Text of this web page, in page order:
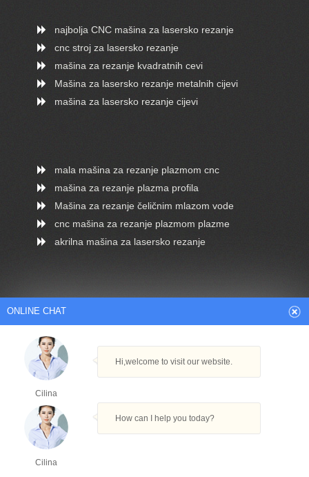
najbolja CNC mašina za lasersko rezanje
cnc stroj za lasersko rezanje
mašina za rezanje kvadratnih cevi
Mašina za lasersko rezanje metalnih cijevi
mašina za lasersko rezanje cijevi
mala mašina za rezanje plazmom cnc
mašina za rezanje plazma profila
Mašina za rezanje čeličnim mlazom vode
cnc mašina za rezanje plazmom plazme
akrilna mašina za lasersko rezanje
dobavljač mašina za lasersko rezanje
mala mašina za lasersko rezanje drva
proizvodi za lasersko rezanje
cnc stroj za rezanje cijevi
mini stroj za rezanje plazmom cnc
ONLINE CHAT
Cilina
Hi,welcome to visit our website.
Cilina
How can I help you today?